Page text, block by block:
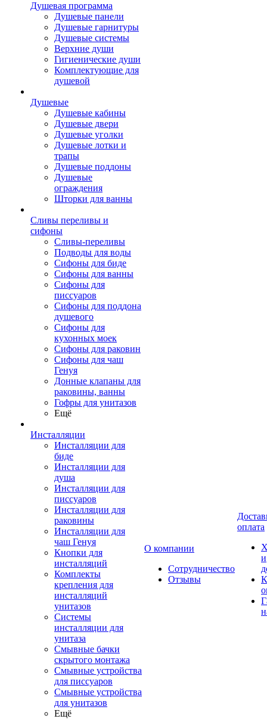
Душевая программа
Душевые панели
Душевые гарнитуры
Душевые системы
Верхние души
Гигиенические души
Комплектующие для
душевой
Душевые
Душевые кабины
Душевые двери
Душевые уголки
Душевые лотки и
трапы
Душевые поддоны
Душевые
ограждения
Шторки для ванны
Сливы переливы и
сифоны
Сливы-переливы
Подводы для воды
Сифоны для биде
Сифоны для ванны
Сифоны для
писсуаров
Сифоны для поддона
душевого
Сифоны для
кухонных моек
Сифоны для раковин
Сифоны для чаш
Генуя
Донные клапаны для
раковины, ванны
Гофры для унитазов
Ещё
Инсталляции
Инсталляции для
биде
Инсталляции для
душа
Инсталляции для
писсуаров
Инсталляции для
раковины
Инсталляции для
чаш Генуя
Кнопки для
инсталляций
Комплекты
крепления для
инсталляций
унитазов
Системы
инсталляции для
унитаза
Смывные бачки
скрытого монтажа
Смывные устройства
для писсуаров
Смывные устройства
для унитазов
Ещё
О компании
Сотрудничество
Отзывы
оплата
и